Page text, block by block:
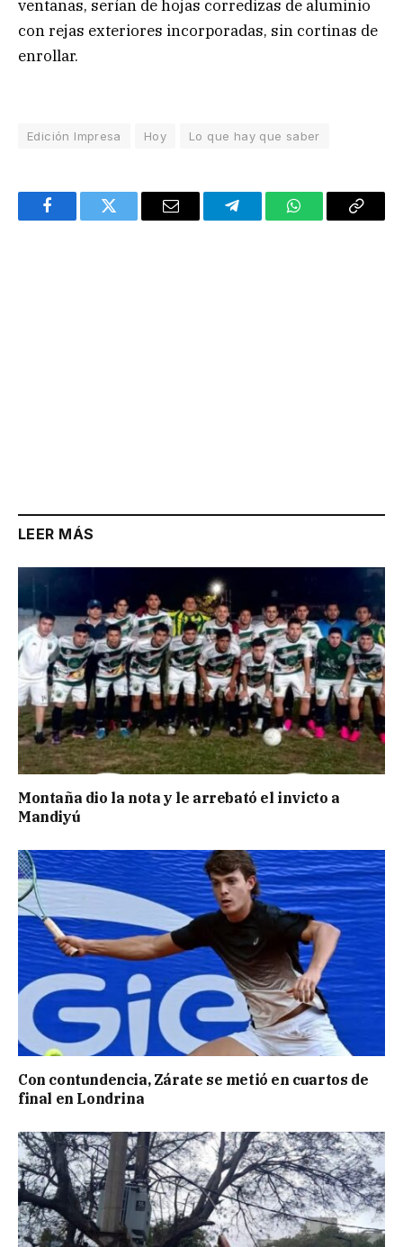
ventanas, serían de hojas corredizas de aluminio
con rejas exteriores incorporadas, sin cortinas de
enrollar.
Edición Impresa Hoy Lo que hay que saber
FacebookTwitter Email TelegramWhatsAppCopy
LEER MÁS
Montaña dio la nota y le arrebató el invicto a
Mandiyú
Con contundencia, Zárate se metió en cuartos de
final en Londrina